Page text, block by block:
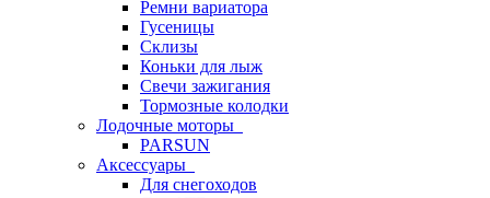
Ремни вариатора
Гусеницы
Склизы
Коньки для лыж
Свечи зажигания
Тормозные колодки
Лодочные моторы
PARSUN
Аксессуары
Для снегоходов